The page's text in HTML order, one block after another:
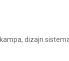
dizajn